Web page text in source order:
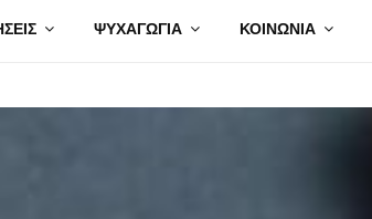
ΨΥΧΑΓΩΓΙΑ ΚΟΙΝΩΝΙΑ